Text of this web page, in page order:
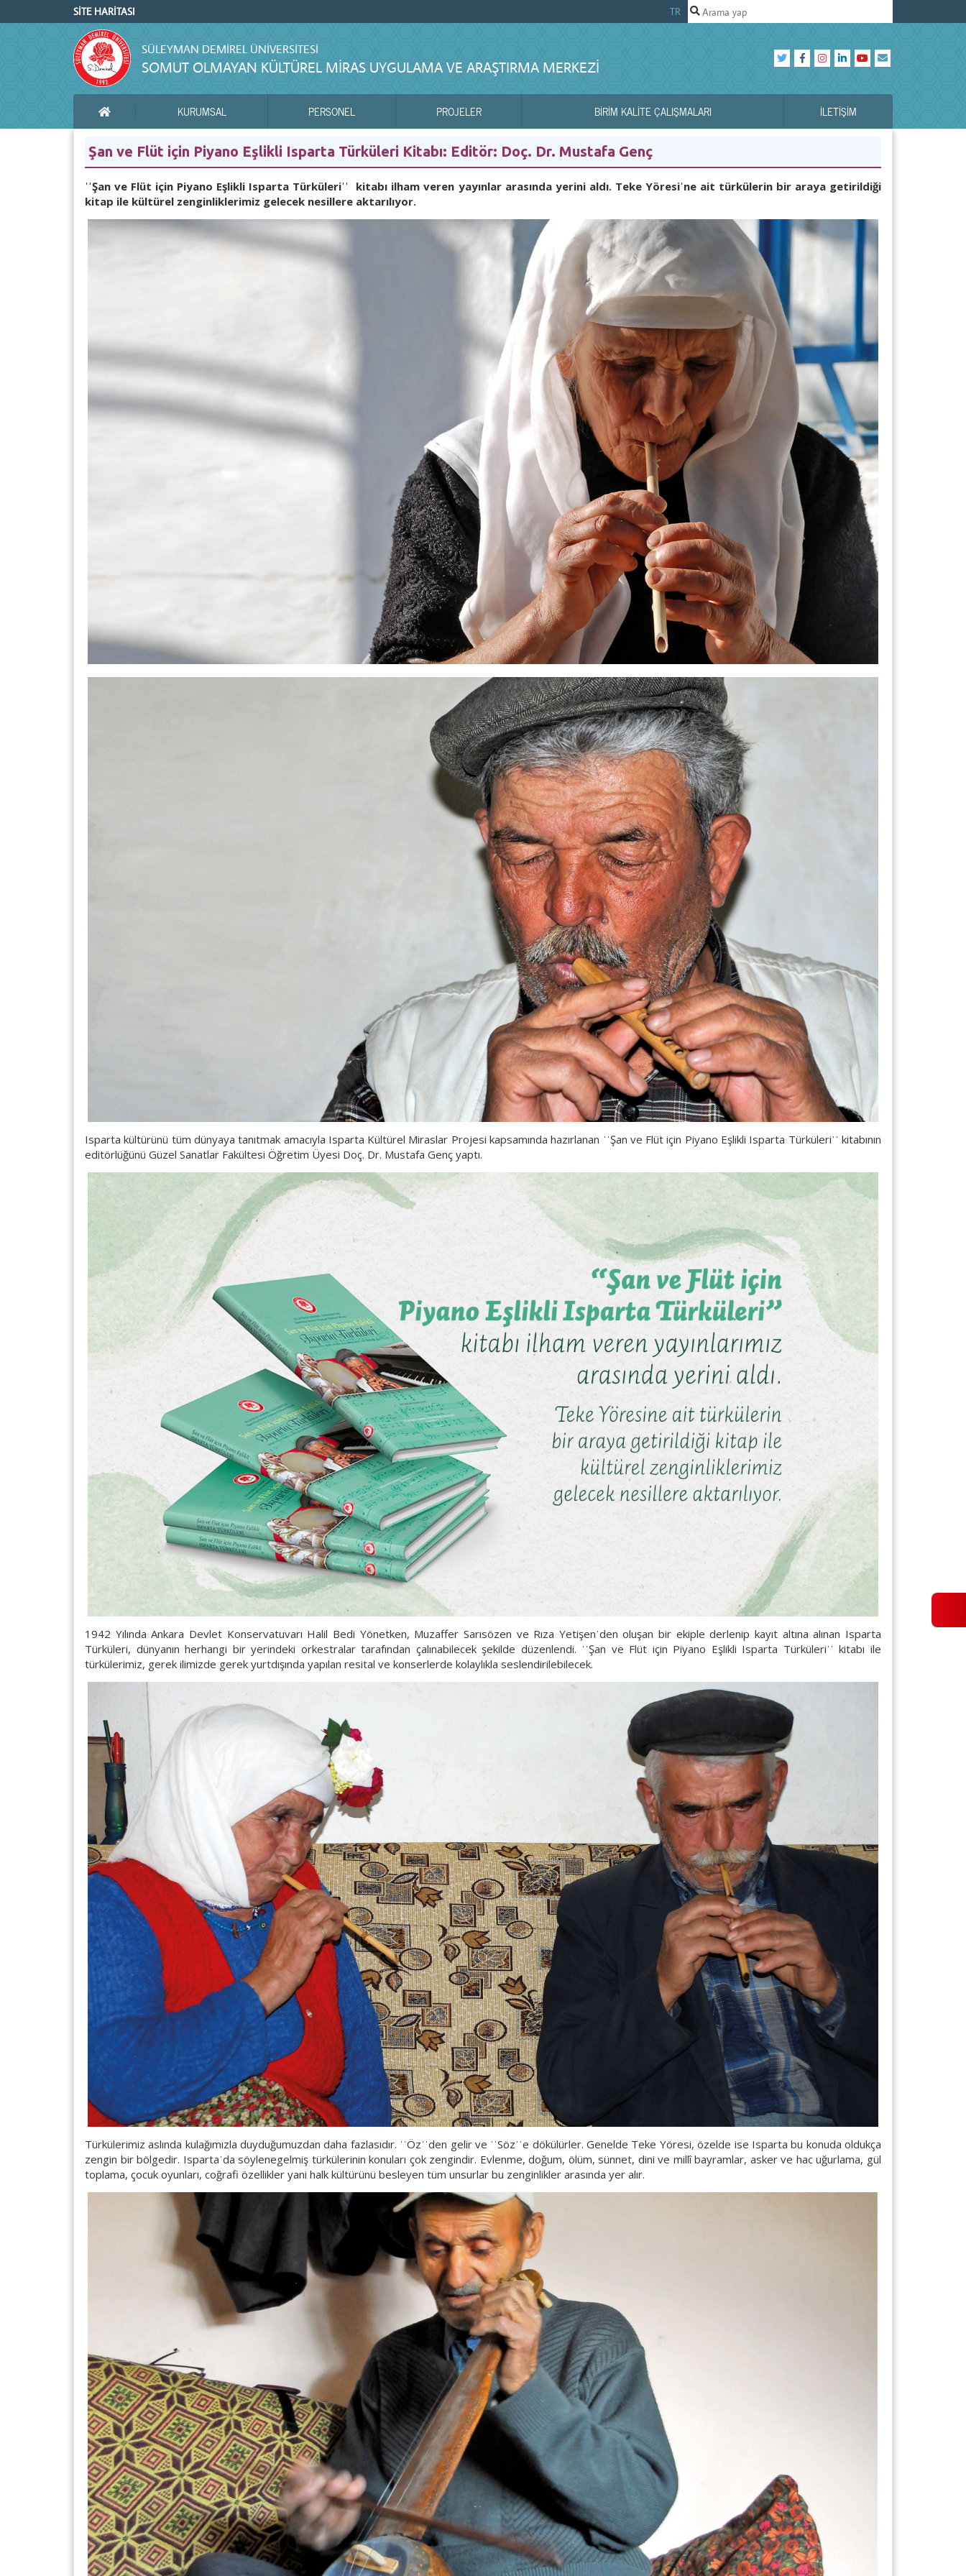
SİTE HARİTASI TR
SÜLEYMAN DEMIREL ÜNIVERSITESI
SOMUT OLMAYAN KÜLTÜREL MIRAS UYGULAMA VE ARAŞTIRMA MERKEZI
KURUMSAL PERSONEL PROJELER BİRİM KALİTE ÇALIŞMALARI İLETIŞIM
Şan ve Flüt için Piyano Eşlikli Isparta Türküleri Kitabı: Editör: Doç. Dr. Mustafa Genç
ˈˈŞan ve Flüt için Piyano Eşlikli Isparta Türküleriˈˈ kitabı ilham veren yayınlar arasında yerini aldı. Teke Yöresiˈne ait türkülerin bir araya getirildiği
kitap ile kültürel zenginliklerimiz gelecek nesillere aktarılıyor.
Isparta kültürünü tüm dünyaya tanıtmak amacıyla Isparta Kültürel Miraslar Projesi kapsamında hazırlanan ˈˈŞan ve Flüt için Piyano Eşlikli Isparta Türküleriˈˈ kitabının
editörlüğünü Güzel Sanatlar Fakültesi Öğretim Üyesi Doç. Dr. Mustafa Genç yaptı.
1942 Yılında Ankara Devlet Konservatuvarı Halil Bedi Yönetken, Muzaffer Sarısözen ve Rıza Yetişenˈden oluşan bir ekiple derlenip kayıt altına alınan Isparta
Türküleri, dünyanın herhangi bir yerindeki orkestralar tarafından çalınabilecek şekilde düzenlendi. ˈˈŞan ve Flüt için Piyano Eşlikli Isparta Türküleriˈˈ kitabı ile
türkülerimiz, gerek ilimizde gerek yurtdışında yapılan resital ve konserlerde kolaylıkla seslendirilebilecek.
Türkülerimiz aslında kulağımızla duyduğumuzdan daha fazlasıdır. ˈˈÖzˈˈden gelir ve ˈˈSözˈˈe dökülürler. Genelde Teke Yöresi, özelde ise Isparta bu konuda oldukça
zengin bir bölgedir. Ispartaˈda söylenegelmiş türkülerinin konuları çok zengindir. Evlenme, doğum, ölüm, sünnet, dini ve millî bayramlar, asker ve hac uğurlama, gül
toplama, çocuk oyunları, coğrafi özellikler yani halk kültürünü besleyen tüm unsurlar bu zenginlikler arasında yer alır.